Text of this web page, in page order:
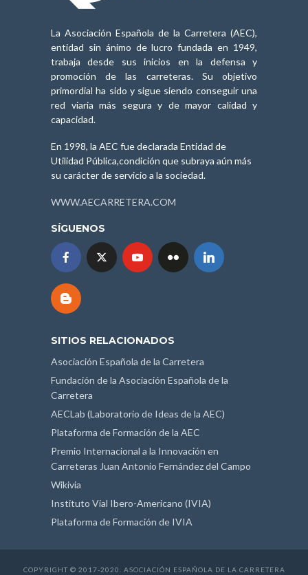
La Asociación Española de la Carretera (AEC),
entidad sin ánimo de lucro fundada en 1949,
trabaja desde sus inicios en la defensa y
promoción de las carreteras. Su objetivo
primordial ha sido y sigue siendo conseguir una
red viaria más segura y de mayor calidad y
capacidad.
En 1998, la AEC fue declarada Entidad de
Utilidad Pública,condición que subraya aún más
su carácter de servicio a la sociedad.
WWW.AECARRETERA.COM
SÍGUENOS
SITIOS RELACIONADOS
Asociación Española de la Carretera
Fundación de la Asociación Española de la
Carretera
AECLab (Laboratorio de Ideas de la AEC)
Plataforma de Formación de la AEC
Premio Internacional a la Innovación en
Carreteras Juan Antonio Fernández del Campo
Wikivia
Instituto Vial Ibero-Americano (IVIA)
Plataforma de Formación de IVIA
COPYRIGHT © 2017-2020. ASOCIACIÓN ESPAÑOLA DE LA CARRETERA